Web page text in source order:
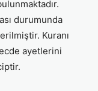
durumunda
Kuranı
ayetlerini